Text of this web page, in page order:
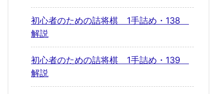
初心者のための詰将棋 1手詰め・138
解説
初心者のための詰将棋 1手詰め・139
解説